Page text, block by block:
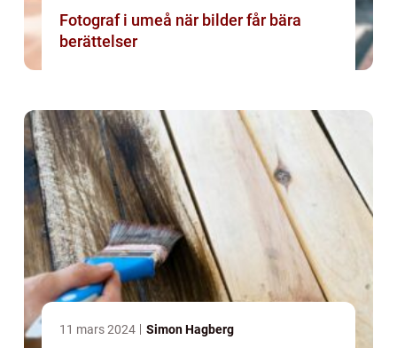
Fotograf i umeå när bilder får bära
berättelser
11 mars 2024 Simon Hagberg